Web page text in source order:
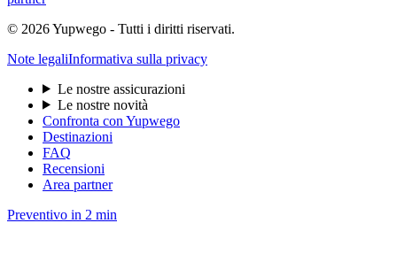
© 2026 Yupwego - Tutti i diritti riservati.
Note legaliInformativa sulla privacy
Le nostre assicurazioni
Le nostre novità
Confronta con Yupwego
Destinazioni
FAQ
Recensioni
Area partner
Preventivo in 2 min